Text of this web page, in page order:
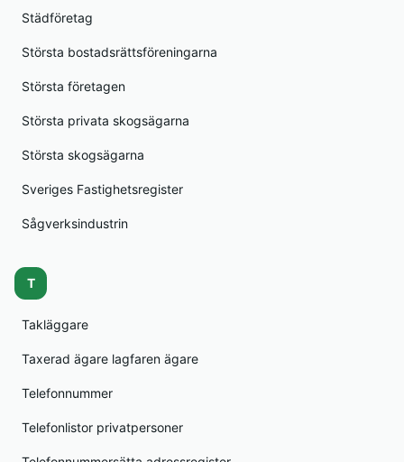
Städföretag
Största bostadsrättsföreningarna
Största företagen
Största privata skogsägarna
Största skogsägarna
Sveriges Fastighetsregister
Sågverksindustrin
T
Takläggare
Taxerad ägare lagfaren ägare
Telefonnummer
Telefonlistor privatpersoner